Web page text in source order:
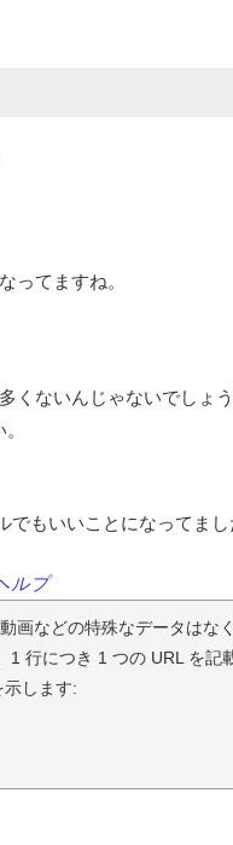
ってますね。
くないんじゃないでしょ
でもいいことになってま
ルプ
画などの特殊なデータはな
1 行につき 1 つの URL を記
します: